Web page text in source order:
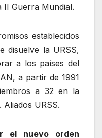
II Guerra Mundial.
establecidos
disuelve la URSS,
a los países del
a partir de 1991
a 32 en la
URSS.
el nuevo orden